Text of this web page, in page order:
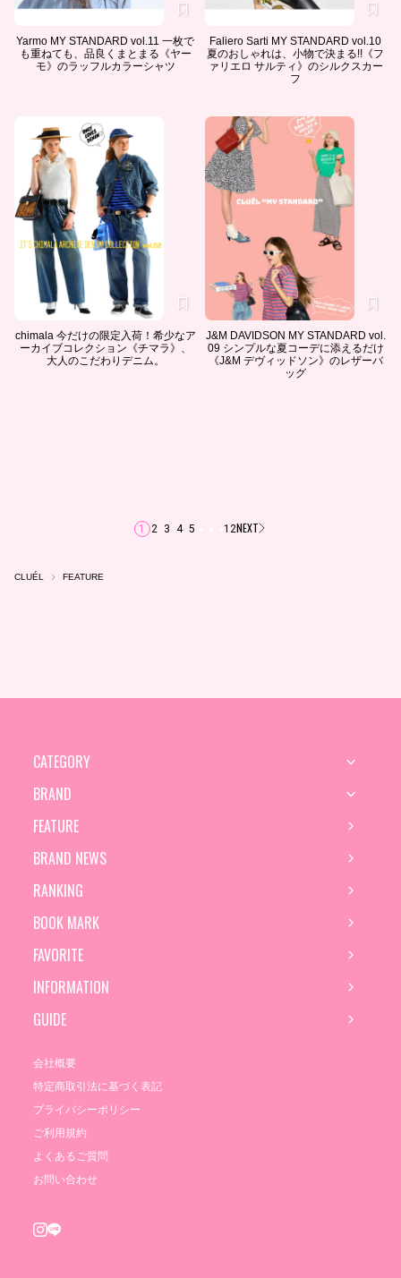
Yarmo MY STANDARD vol.11 一枚で
も重ねても、品良くまとまる《ヤー
モ》のラッフルカラーシャツ
Faliero Sarti MY STANDARD vol.10
夏のおしゃれは、小物で決まる!!《フ
ァリエロ サルティ》のシルクスカー
フ
chimala 今だけの限定入荷！希少なア
ーカイブコレクション《チマラ》、
大人のこだわりデニム。
J&M DAVIDSON MY STANDARD vol.
09 シンプルな夏コーデに添えるだけ
《J&M デヴィッドソン》のレザーバ
ッグ
1 2 3 4 5 12NEXT
CLUÉL FEATURE
CATEGORY
BRAND
FEATURE
BRAND NEWS
RANKING
BOOK MARK
FAVORITE
INFORMATION
GUIDE
会社概要
特定商取引法に基づく表記
プライバシーポリシー
ご利用規約
よくあるご質問
お問い合わせ